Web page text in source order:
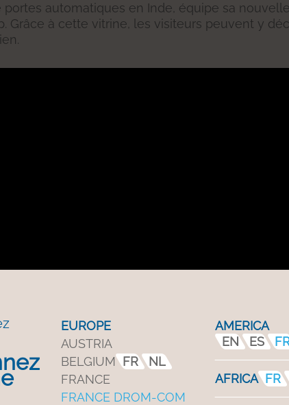
automatiques en Inde, équipe sa
Grâce à cette vitrine, les visiteurs peuvent y
EUROPE
AUSTRIA
BELGIUM
FR
NL
FRANCE
FRANCE DROM-COM
AMERICA
EN
ES
AFRICA FR